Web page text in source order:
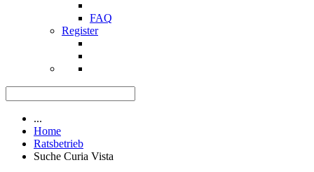
FAQ
Register
...
Home
Ratsbetrieb
Suche Curia Vista